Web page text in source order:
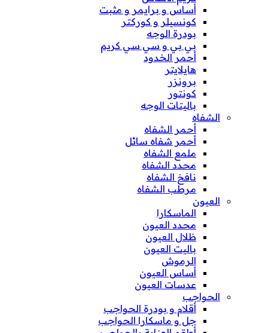
أساس و برايمر و مثبت
كونسيلر و كوركتر
بودرة الوجه
بي بي و سي سي كريم
أحمر الخدود
هايلايتر
برونزر
كونتور
باليتات الوجه
الشفاه
أحمر الشفاه
أحمر شفاه سائل
ملمع الشفاه
محدد الشفاه
نافخ الشفاه
مرطب الشفاه
العيون
الماسكارا
محدد العيون
ظلال العيون
باليت العيون
الرموش
أساس العيون
عدسات العيون
الحواجب
أقلام و بودرة الحواجب
جل و ماسكارا الحواجب